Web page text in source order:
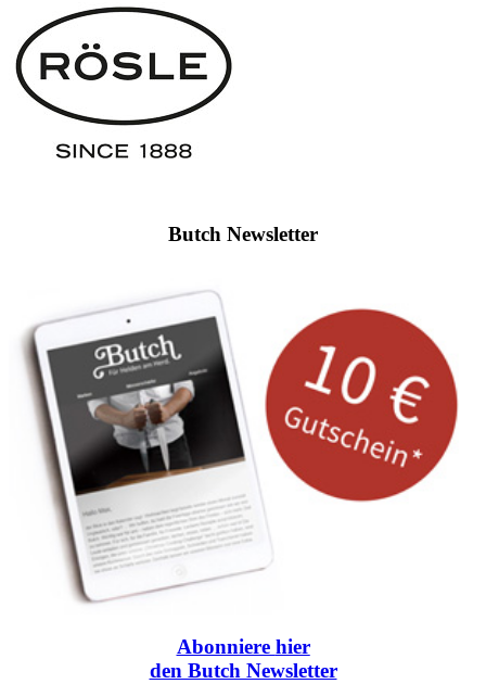
Butch Newsletter
Abonniere hier
den Butch Newsletter